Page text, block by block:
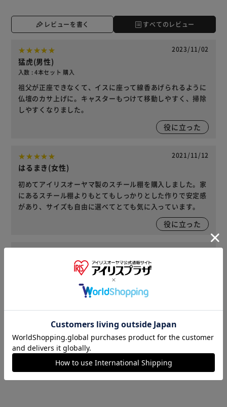
レビューを書く すべてのレビュー
2023/11/02
猛虎(男性)
入数 : 4本セット 購入
祖父が正座できなくて、イスに座って線香あげられるように
仏壇のカサ上げに。キャスターもつけて移動しやすく、掃除
しやすくなりました。
役に立った
2021/11/12
はるまき(女性)
初めてアイリスオーヤマ製のスチール棚を購入しました。家
にあるスチール棚よりもとてもしっかりとした作りで安定感
があり、サイズも自由に選べてとても気に入っています。
役に立った
延長poleとこちらとを買って、高さのあったメタルラックを
二つに分解しました。小屋裏なので、高さ120cm位のものを
レビューをもっと見る